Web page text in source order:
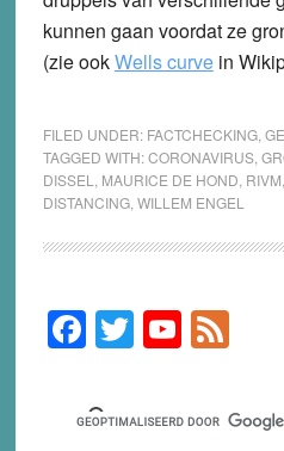
kunnen gaan voordat ze
(zie ookWells curvein
FILED UNDER: FACTCHECKING,
TAGGED WITH:CORONAVIRUS,
DISSEL
MAURICE DE HOND RIVM
DISTANCING, WILLEM ENGEL
Primary
Sidebar
F
a
c
T
wi
tt
Y
o
u
F
e